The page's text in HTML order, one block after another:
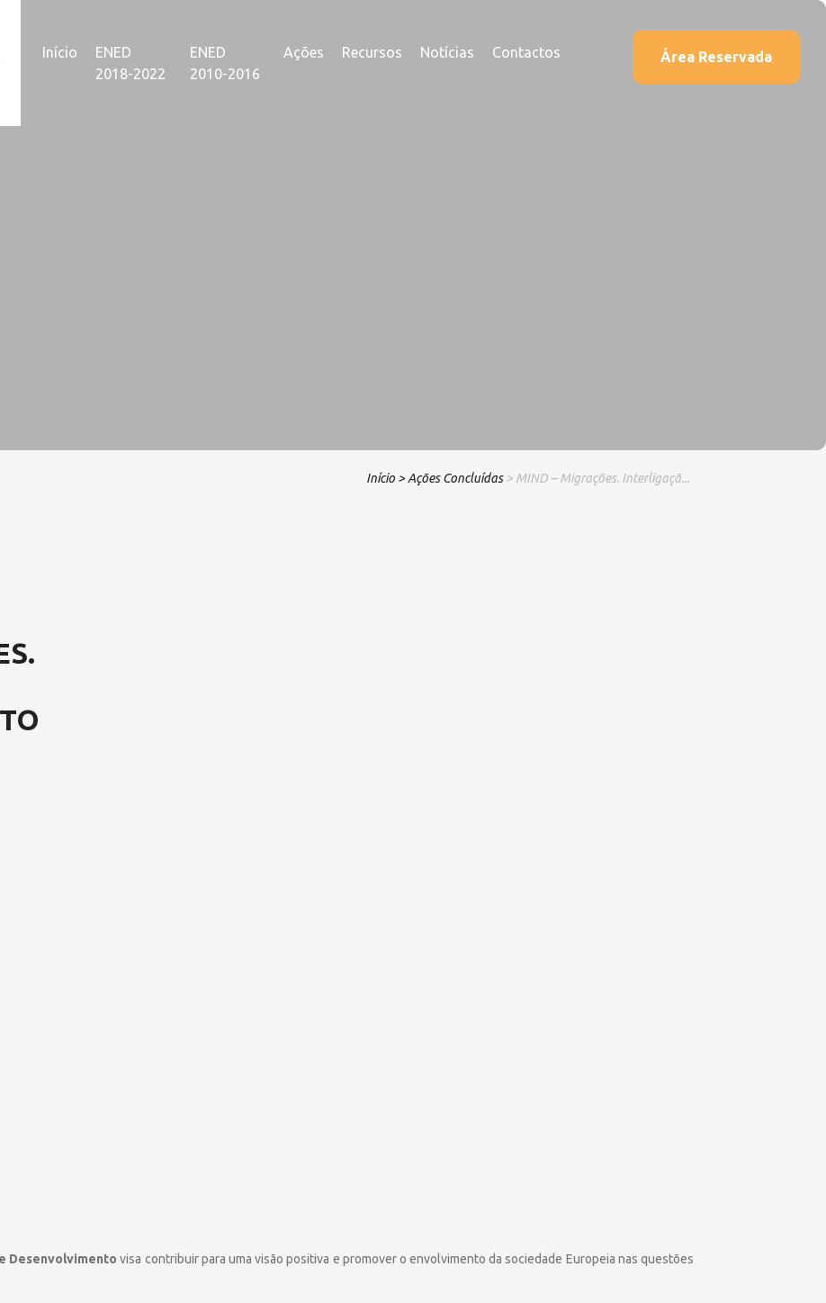
Início
ENED
2018-2022
ENED
2010-2016
Ações Recursos Notícias Contactos Área Reservada
Início > Ações Concluídas > MIND – Migrações. Interligaçã...
Desenvolvimentovisa contribuir para uma visão positiva e promover o envolvimento da sociedade Europeia nas questões